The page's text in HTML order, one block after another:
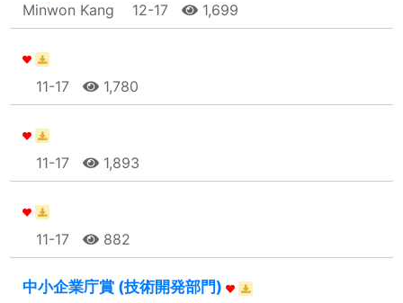
Minwon Kang 12-17 1,699
11-17 1,780
11-17 1,893
11-17 882
中小企業庁賞 (技術開発部門)